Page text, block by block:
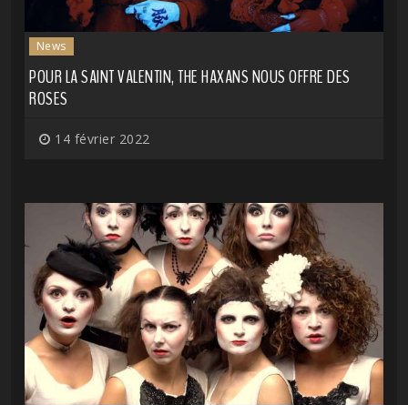
News
POUR LA SAINT VALENTIN, THE HAXANS NOUS OFFRE DES
ROSES
14 février 2022